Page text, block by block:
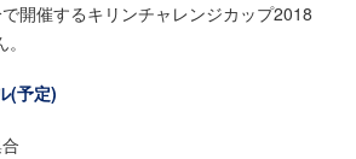
開催するキリンチャレンジカップ2018
(予定)